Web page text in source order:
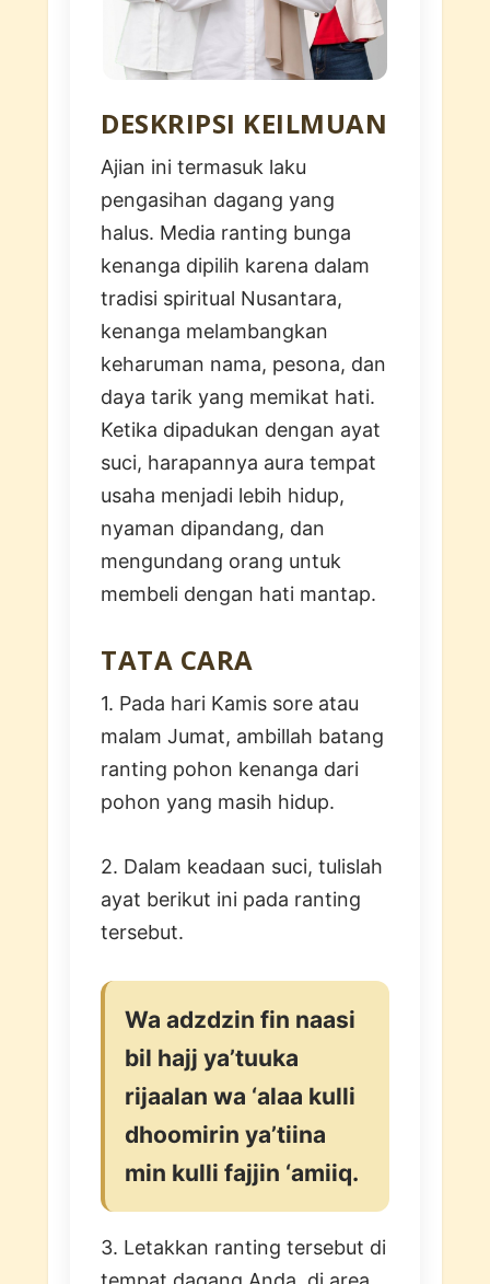
DESKRIPSI KEILMUAN
Ajian ini termasuk laku
pengasihan dagang yang
halus. Media ranting bunga
kenanga dipilih karena dalam
tradisi spiritual Nusantara,
kenanga melambangkan
keharuman nama, pesona, dan
daya tarik yang memikat hati.
Ketika dipadukan dengan ayat
suci, harapannya aura tempat
usaha menjadi lebih hidup,
nyaman dipandang, dan
mengundang orang untuk
membeli dengan hati mantap.
TATA CARA
1. Pada hari Kamis sore atau
malam Jumat, ambillah batang
ranting pohon kenanga dari
pohon yang masih hidup.
2. Dalam keadaan suci, tulislah
ayat berikut ini pada ranting
tersebut.
Wa adzdzin fin naasi
bil hajj ya’tuuka
rijaalan wa ‘alaa kulli
dhoomirin ya’tiina
min kulli fajjin ‘amiiq.
3. Letakkan ranting tersebut di